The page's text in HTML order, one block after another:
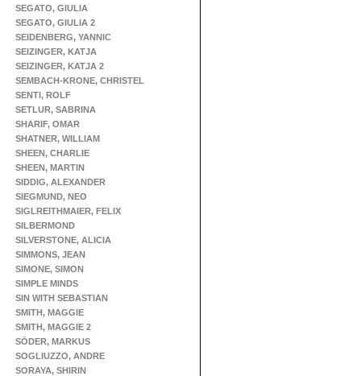
SEGATO, GIULIA
SEGATO, GIULIA 2
SEIDENBERG, YANNIC
SEIZINGER, KATJA
SEIZINGER, KATJA 2
SEMBACH-KRONE, CHRISTEL
SENTI, ROLF
SETLUR, SABRINA
SHARIF, OMAR
SHATNER, WILLIAM
SHEEN, CHARLIE
SHEEN, MARTIN
SIDDIG, ALEXANDER
SIEGMUND, NEO
SIGLREITHMAIER, FELIX
SILBERMOND
SILVERSTONE, ALICIA
SIMMONS, JEAN
SIMONE, SIMON
SIMPLE MINDS
SIN WITH SEBASTIAN
SMITH, MAGGIE
SMITH, MAGGIE 2
SÖDER, MARKUS
SOGLIUZZO, ANDRE
SORAYA, SHIRIN